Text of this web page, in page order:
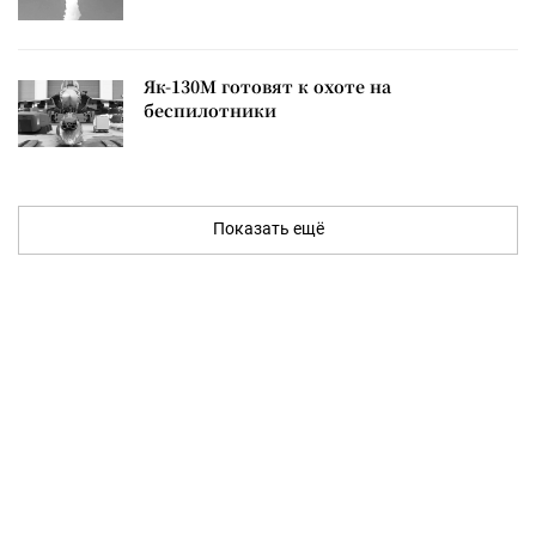
Як-130М готовят к охоте на
беспилотники
Показать ещё